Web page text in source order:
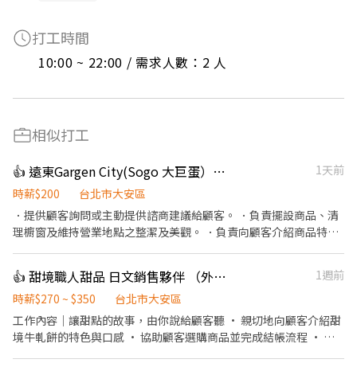
打工時間
10:00 ~ 22:00 / 需求人數：2 人
相似打工
👍 遠東Gargen City(Sogo 大巨蛋）門市人員
1天前
時薪$200
台北市大安區
．提供顧客詢問或主動提供諮商建議給顧客。 ．負責擺設商品、清
理櫥窗及維持營業地點之整潔及美觀。 ．負責向顧客介紹商品特
束營業前，統計銷售情形、盤點貨品存量及撰寫當日業務報表。
👍 甜境職人甜品 日文銷售夥伴 （外語津貼+高獎金💰）
1週前
時薪$270 ~ $350
台北市大安區
工作內容｜讓甜點的故事，由你說給顧客聽 • 親切地向顧客介紹甜
境牛軋餅的特色與口感 • 協助顧客選購商品並完成結帳流程 • 維